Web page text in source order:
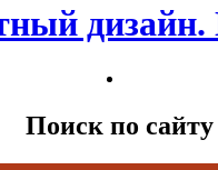
дизайн.
Поиск по сайту